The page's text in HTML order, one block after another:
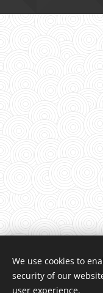
We use cookies to
security of our
user experience.